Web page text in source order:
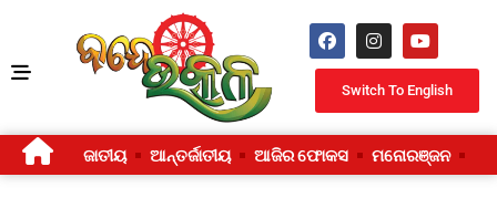
Switch To English
ଜାତୀୟ ଆନ୍ତର୍ଜାତୀୟ ଆଜିର ଫୋକସ ମନୋରଞ୍ଜନ